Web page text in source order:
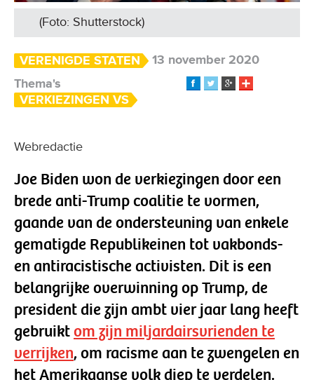
(Foto: Shutterstock)
VERENIGDE STATEN
13 november 2020
Thema's
VERKIEZINGEN VS
Webredactie
Joe Biden won de verkiezingen door een
brede anti-Trump coalitie te vormen,
gaande van de ondersteuning van enkele
gematigde Republikeinen tot vakbonds-
en antiracistische activisten. Dit is een
belangrijke overwinning op Trump, de
president die zijn ambt vier jaar lang heeft
gebruiktom zijn miljardairsvrienden te
verrijken, om racisme aan te zwengelen en
het Amerikaanse volk diep te verdelen.